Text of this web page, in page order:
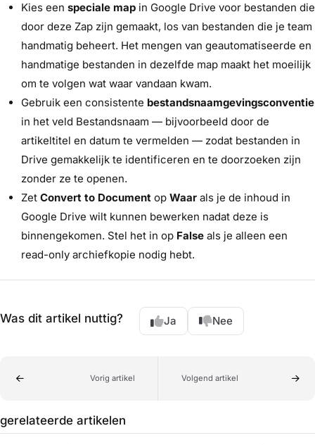
Kies een speciale map in Google Drive voor bestanden die
door deze Zap zijn gemaakt, los van bestanden die je team
handmatig beheert. Het mengen van geautomatiseerde en
handmatige bestanden in dezelfde map maakt het moeilijk
om te volgen wat waar vandaan kwam.
Gebruik een consistente bestandsnaamgevingsconventie
in het veld Bestandsnaam — bijvoorbeeld door de
artikeltitel en datum te vermelden — zodat bestanden in
Drive gemakkelijk te identificeren en te doorzoeken zijn
zonder ze te openen.
Zet Convert to Document op Waar als je de inhoud in
Google Drive wilt kunnen bewerken nadat deze is
binnengekomen. Stel het in op False als je alleen een
read-only archiefkopie nodig hebt.
Was dit artikel nuttig? Ja Nee
Vorig artikel Volgend artikel
gerelateerde artikelen